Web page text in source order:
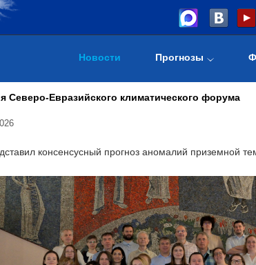
Новости Прогнозы
Северо-Евразийского климатического форума
консенсусный прогноз аномалий приземной